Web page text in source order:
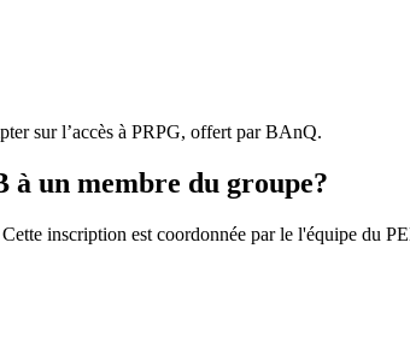
sur l’accès à PRPG, offert par BAnQ.
à un membre du groupe?
inscription est coordonnée par le l'équipe du